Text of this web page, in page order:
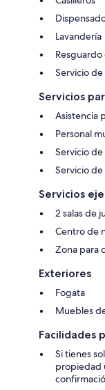
Lavandería
Servicio
Servicios
Asistencia
Personal
Servicio
Servicio
Servicios
2 salas de
Centro de
Zona para
Exteriores
Fogata
Muebles
Facilidades
Si tienes
propiedad